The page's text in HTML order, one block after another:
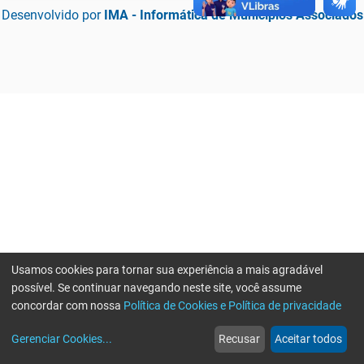
Desenvolvido por IMA - Informática de Municípios Associados
web
Notícias
more_horiz
Mais
Usamos cookies para tornar sua experiência a mais agradável
possível. Se continuar navegando neste site, você assume
concordar com nossa Política de Cookies e Política de privacidade
Gerenciar Cookies... Recusar Aceitar todos
Erro ao enviar informações, por favor tente novamente